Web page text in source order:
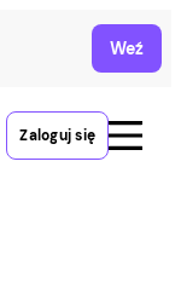
Weź
Zaloguj się